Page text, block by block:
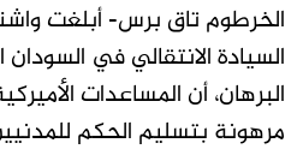
الخرطوم تاق برس- أبلغت
السيادة الانتقالي في السودان
البرهان، أن المساعدات
مرهونة بتسليم الحكم